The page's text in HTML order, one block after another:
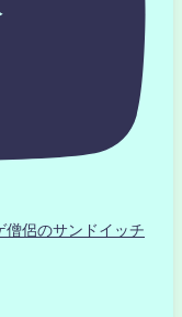
侶のサンドイッチ